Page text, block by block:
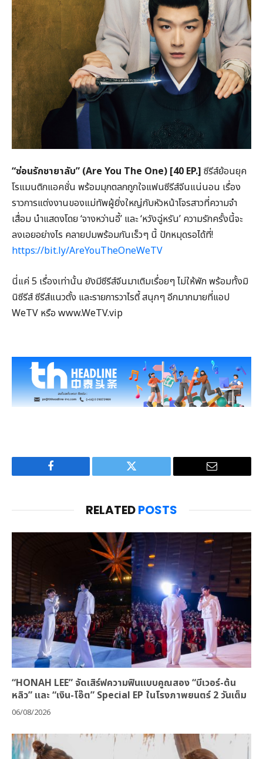
“ซ่อนรักชายาลับ” (Are You The One) [40 EP.] ซีรีส์ย้อนยุค
โรแมนติกแอคชั่น พร้อมมุกตลกถูกใจแฟนซีรีส์จีนแน่นอน เรื่อง
ราวการแต่งงานของแม่ทัพผู้ยิ่งใหญ่กับหัวหน้าโจรสาวที่ความจำ
เสื่อม นำแสดงโดย ‘จางหว่านอี้’ และ ‘หวังฉู่หรัน’ ความรักครั้งนี้จะ
ลงเอยอย่างไร คลายปมพร้อมกันเร็วๆ นี้ ปักหมุดรอได้ที่!
https://bit.ly/AreYouTheOneWeTV
นี่แค่ 5 เรื่องเท่านั้น ยังมีซีรีส์จีนมาเติมเรื่อยๆ ไม่ให้พัก พร้อมทั้งมิ
นิซีรีส์ ซีรีส์แนวตั้ง และรายการวาไรตี้ สนุกๆ อีกมากมายที่แอป
WeTV หรือ www.WeTV.vip
Facebook Twitter Email
RELATEDPOSTS
“HONAH LEE” จัดเสิร์ฟความฟินแบบคูณสอง “บีเวอร์-ต้น
หลิว” และ “เงิน-โอ๊ต” Special EP ในโรงภาพยนตร์ 2 วันเต็ม
06/08/2026